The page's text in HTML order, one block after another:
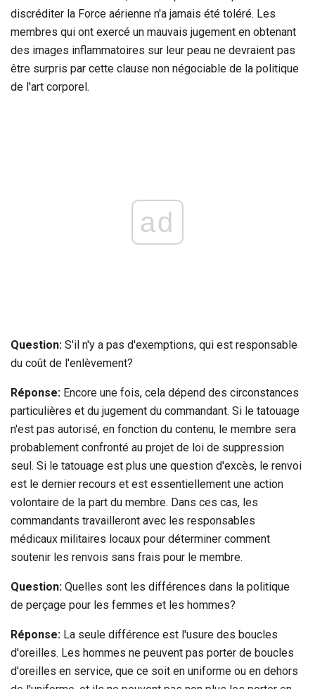
discréditer la Force aérienne n'a jamais été toléré. Les
membres qui ont exercé un mauvais jugement en obtenant
des images inflammatoires sur leur peau ne devraient pas
être surpris par cette clause non négociable de la politique
de l'art corporel.
ad
Question: S'il n'y a pas d'exemptions, qui est responsable
du coût de l'enlèvement?
Réponse: Encore une fois, cela dépend des circonstances
particulières et du jugement du commandant. Si le tatouage
n'est pas autorisé, en fonction du contenu, le membre sera
probablement confronté au projet de loi de suppression
seul. Si le tatouage est plus une question d'excès, le renvoi
est le dernier recours et est essentiellement une action
volontaire de la part du membre. Dans ces cas, les
commandants travailleront avec les responsables
médicaux militaires locaux pour déterminer comment
soutenir les renvois sans frais pour le membre.
Question: Quelles sont les différences dans la politique
de perçage pour les femmes et les hommes?
Réponse: La seule différence est l'usure des boucles
d'oreilles. Les hommes ne peuvent pas porter de boucles
d'oreilles en service, que ce soit en uniforme ou en dehors